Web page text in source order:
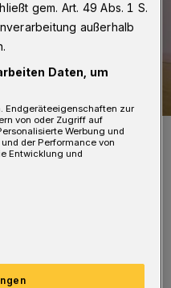
das ausgefüllt
gem. Art. 49 Abs. 1 S.
außerhalb
Daten, um
Endgeräteeigenschaften zur
von oder Zugriff auf
Werbung und
der Performance von
Entwicklung und